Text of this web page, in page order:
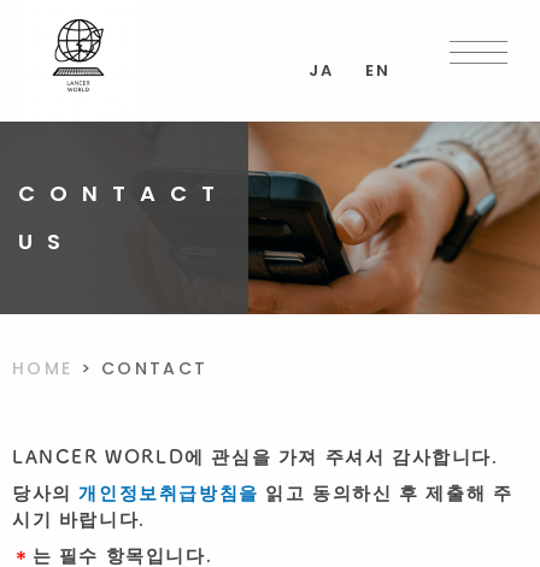
content
JA EN
CONTACT
US
HOME > CONTACT
LANCER WORLD에 관심을 가져 주셔서 감사합니다.
당사의개인정보취급방침을 읽고 동의하신 후 제출해 주
시기 바랍니다.
＊ 는 필수 항목입니다.